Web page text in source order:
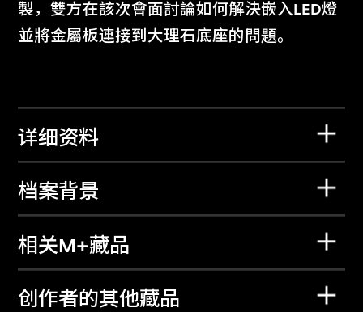
製，雙方在該次會面討論如何解決嵌入LED燈
並將金屬板連接到大理石底座的問題。
详细资料
档案背景
相关M+藏品
创作者的其他藏品